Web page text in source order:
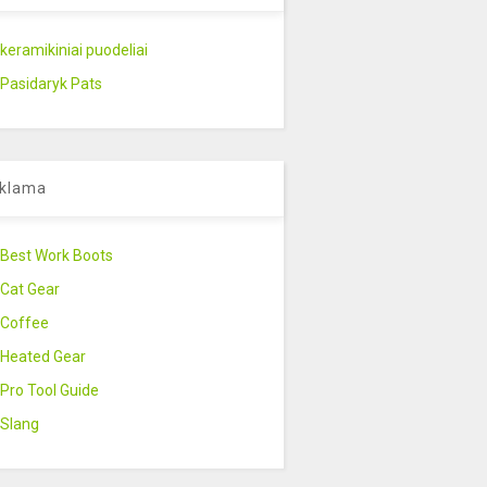
keramikiniai puodeliai
Pasidaryk Pats
Best Work Boots
Cat Gear
Coffee
Heated Gear
Pro Tool Guide
Slang